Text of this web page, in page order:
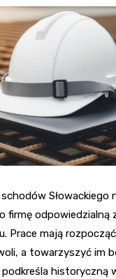
Słowackiego
firmę odpowiedzialną
Prace mają
a towarzyszyć im
historyczną